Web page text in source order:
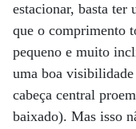
estacionar, basta ter
que o comprimento
pequeno e muito
uma boa
cabeça central
baixado). Mas isso